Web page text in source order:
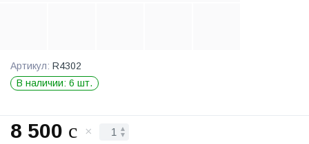
Артикул: R4302
В наличии: 6 шт.
8 500 c